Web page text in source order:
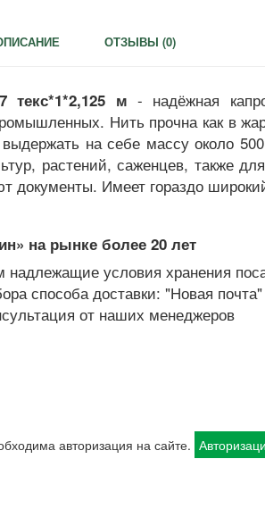
ОТЗЫВЫ (0)
текс*1*2,125 м - надёжная
Нить прочна как в
на себе массу около
растений, саженцев, также
документы. Имеет гораздо
на рынке более 20 лет
условия хранения
способа доставки: "Новая
от наших менеджеров
авторизация на сайте.